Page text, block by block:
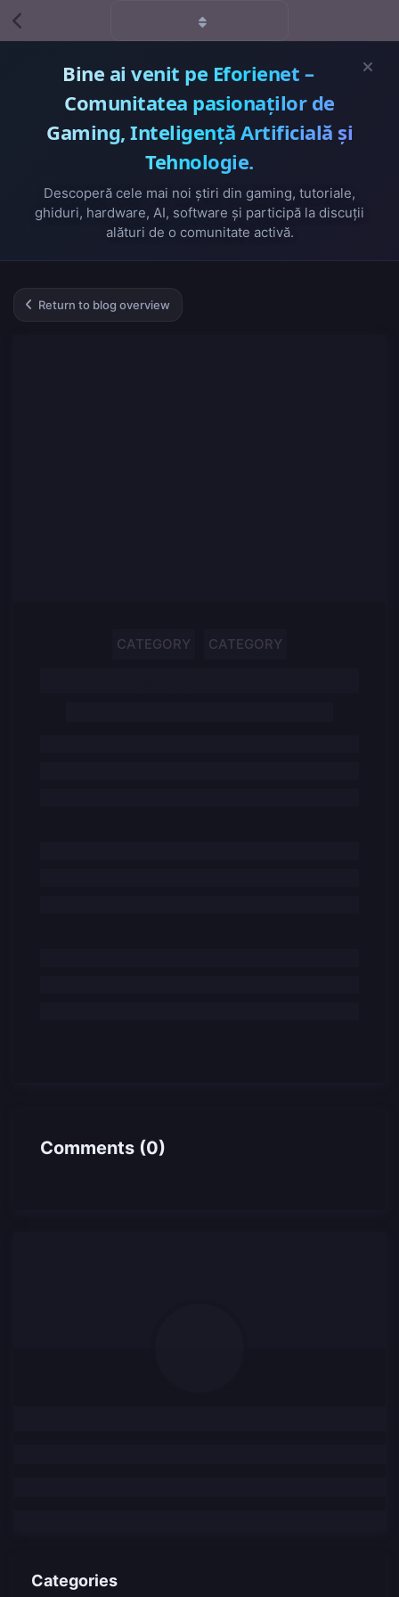
Bine ai venit pe Eforienet –
Comunitatea pasionaților de
Gaming, Inteligență Artificială și
Tehnologie.
Descoperă cele mai noi știri din gaming, tutoriale,
ghiduri, hardware, AI, software și participă la discuții
alături de o comunitate activă.
Return to blog overview
CATEGORY CATEGORY
Comments (0)
Categories